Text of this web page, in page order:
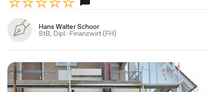
Hans Walter Schoor
StB, Dipl.-Finanzwirt (FH)